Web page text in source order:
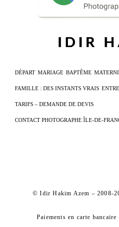
DÉPART MARIAGE BAPTÊME
FAMILLE : DES INSTANTS VRAIS
TARIFS – DEMANDE DE DEVIS
CONTACT PHOTOGRAPHE ÎLE-DE-
© Idir Hakim Azem – 2008-
Paiements en carte